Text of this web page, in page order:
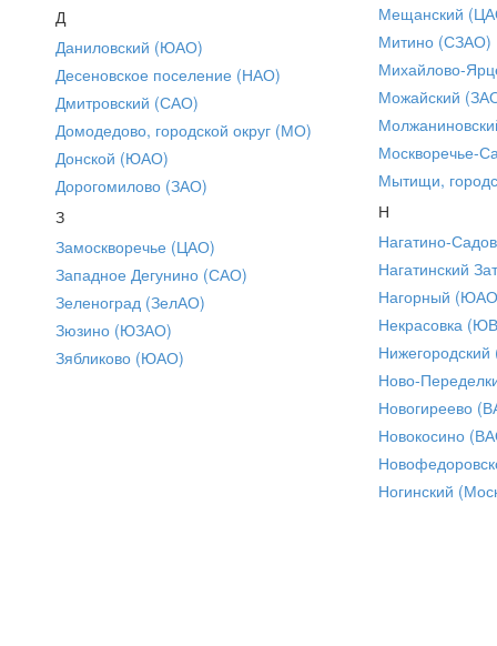
Д
Даниловский (ЮАО)
Десеновское поселение (НАО)
Дмитровский (САО)
Домодедово, городской округ (МО)
Донской (ЮАО)
Дорогомилово (ЗАО)
З
Замоскворечье (ЦАО)
Западное Дегунино (САО)
Зеленоград (ЗелАО)
Зюзино (ЮЗАО)
Зябликово (ЮАО)
Мещанский
Митино (СЗАО)
Михайлово-
Можайский
Москворечье-
Мытищи,
Н
Нагатино-
Нагатинский
Нагорный
Некрасовка
Ново-
Новогиреево
Новокосино
Ногинский